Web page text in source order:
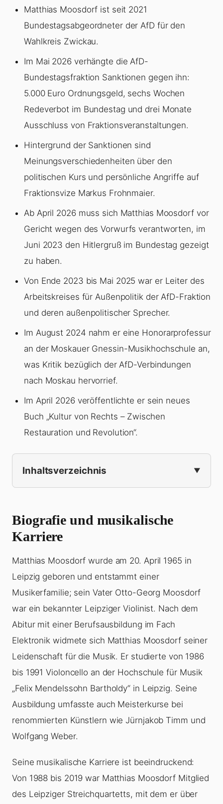
Matthias Moosdorf ist seit 2021
Bundestagsabgeordneter der AfD für den
Wahlkreis Zwickau.
Im Mai 2026 verhängte die AfD-
Bundestagsfraktion Sanktionen gegen ihn:
5.000 Euro Ordnungsgeld, sechs Wochen
Redeverbot im Bundestag und drei Monate
Ausschluss von Fraktionsveranstaltungen.
Hintergrund der Sanktionen sind
Meinungsverschiedenheiten über den
politischen Kurs und persönliche Angriffe auf
Fraktionsvize Markus Frohnmaier.
Ab April 2026 muss sich Matthias Moosdorf vor
Gericht wegen des Vorwurfs verantworten, im
Juni 2023 den Hitlergruß im Bundestag gezeigt
zu haben.
Von Ende 2023 bis Mai 2025 war er Leiter des
Arbeitskreises für Außenpolitik der AfD-Fraktion
und deren außenpolitischer Sprecher.
Im August 2024 nahm er eine Honorarprofessur
an der Moskauer Gnessin-Musikhochschule an,
was Kritik bezüglich der AfD-Verbindungen
nach Moskau hervorrief.
Im April 2026 veröffentlichte er sein neues
Buch „Kultur von Rechts – Zwischen
Restauration und Revolution“.
Inhaltsverzeichnis
Biografie und musikalische
Karriere
Matthias Moosdorf wurde am 20. April 1965 in
Leipzig geboren und entstammt einer
Musikerfamilie; sein Vater Otto-Georg Moosdorf
war ein bekannter Leipziger Violinist. Nach dem
Abitur mit einer Berufsausbildung im Fach
Elektronik widmete sich Matthias Moosdorf seiner
Leidenschaft für die Musik. Er studierte von 1986
bis 1991 Violoncello an der Hochschule für Musik
„Felix Mendelssohn Bartholdy“ in Leipzig. Seine
Ausbildung umfasste auch Meisterkurse bei
renommierten Künstlern wie Jürnjakob Timm und
Wolfgang Weber.
Seine musikalische Karriere ist beeindruckend:
Von 1988 bis 2019 war Matthias Moosdorf Mitglied
des Leipziger Streichquartetts, mit dem er über